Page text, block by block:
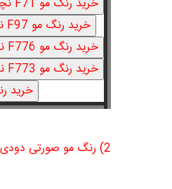
2) رنگ مو صورتی دودی